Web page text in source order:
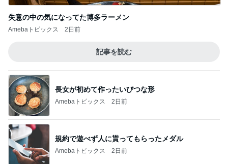
失意の中の気になってた博多ラーメン
Amebaトピックス 2日前
記事を読む
長女が初めて作ったいびつな形
Amebaトピックス 2日前
規約で遊べず人に貰ってもらったメダル
Amebaトピックス 2日前